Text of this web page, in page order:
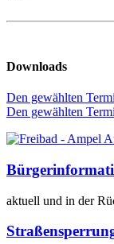
Downloads
Den gewählten
Den gewählten
aktuell und in der